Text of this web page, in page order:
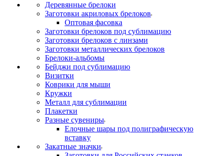
Деревянные брелоки
Заготовки акриловых брелоков
Оптовая фасовка
Заготовки брелоков под сублимацию
Заготовки брелоков с линзами
Заготовки металлических брелоков
Брелоки-альбомы
Бейджи под сублимацию
Визитки
Коврики для мыши
Кружки
Металл для сублимации
Плакетки
Разные сувениры
Елочные шары под полиграфическую
вставку
Закатные значки